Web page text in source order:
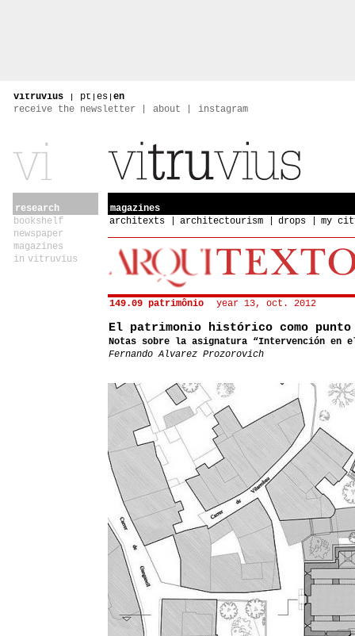
vitruvius | pt | es | en
receive the newsletter
about instagram
research
bookshelf
newspaper
magazines
in vitruvius
magazines
architexts
architectourism drops my
149.09 patrimônio year 13, oct. 2012
El patrimonio histórico como
Notas sobre la asignatura “Intervención en
Fernando Alvarez Prozorovich